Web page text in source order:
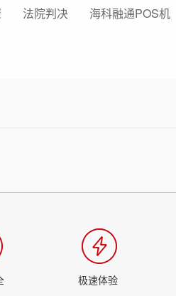
法院判决 海科融通POS机
极速体验